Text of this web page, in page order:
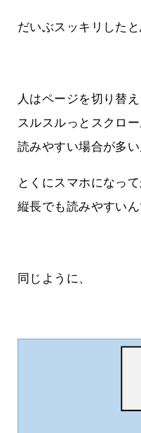
だいぶスッキリした
人はページを切り替
スルスルっとスクロ
読みやすい場合が多い
とくにスマホになっ
縦長でも読みやすいん
同じように、